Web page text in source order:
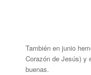
También en junio
Corazón de Jesús) y
buenas.